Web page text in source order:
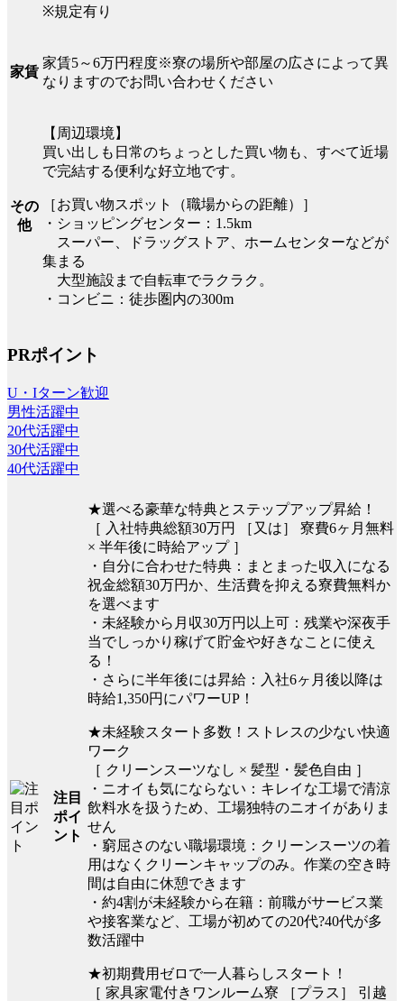
※規定有り
家賃
家賃5～6万円程度※寮の場所や部屋の広さによって異
なりますのでお問い合わせください
その
他
【周辺環境】
買い出しも日常のちょっとした買い物も、すべて近場
で完結する便利な好立地です。
［お買い物スポット（職場からの距離）］
・ショッピングセンター：1.5km
スーパー、ドラッグストア、ホームセンターなどが
集まる
大型施設まで自転車でラクラク。
・コンビニ：徒歩圏内の300m
PRポイント
U・Iターン歓迎
男性活躍中
20代活躍中
30代活躍中
40代活躍中
注目
ポイ
ント
★選べる豪華な特典とステップアップ昇給！
［ 入社特典総額30万円 ［又は］ 寮費6ヶ月無料
× 半年後に時給アップ ］
・自分に合わせた特典：まとまった収入になる
祝金総額30万円か、生活費を抑える寮費無料か
を選べます
・未経験から月収30万円以上可：残業や深夜手
当でしっかり稼げて貯金や好きなことに使え
る！
・さらに半年後には昇給：入社6ヶ月後以降は
時給1,350円にパワーUP！
★未経験スタート多数！ストレスの少ない快適
ワーク
［ クリーンスーツなし × 髪型・髪色自由 ］
・ニオイも気にならない：キレイな工場で清涼
飲料水を扱うため、工場独特のニオイがありま
せん
・窮屈さのない職場環境：クリーンスーツの着
用はなくクリーンキャップのみ。作業の空き時
間は自由に休憩できます
・約4割が未経験から在籍：前職がサービス業
や接客業など、工場が初めての20代?40代が多
数活躍中
★初期費用ゼロで一人暮らしスタート！
［ 家具家電付きワンルーム寮 ［プラス］ 引越